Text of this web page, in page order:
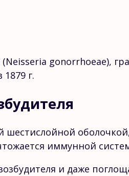
gonorrhoeae),
г.
шестислойной
иммунной
и даже